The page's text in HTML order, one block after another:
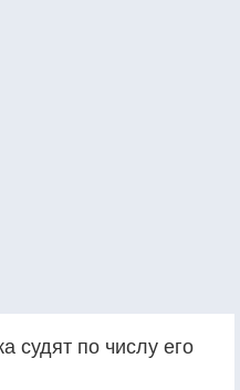
судят по числу его